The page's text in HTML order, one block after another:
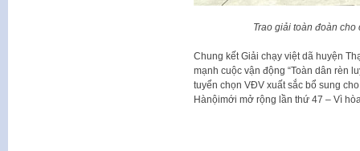
Trao giải toàn đoàn
Chung kết Giải chạy việt dã huyện
mạnh cuộc vận động “Toàn dân rèn
tuyển chọn VĐV xuất sắc bổ sung
Hànộimới mở rộng lần thứ 47 – Vì